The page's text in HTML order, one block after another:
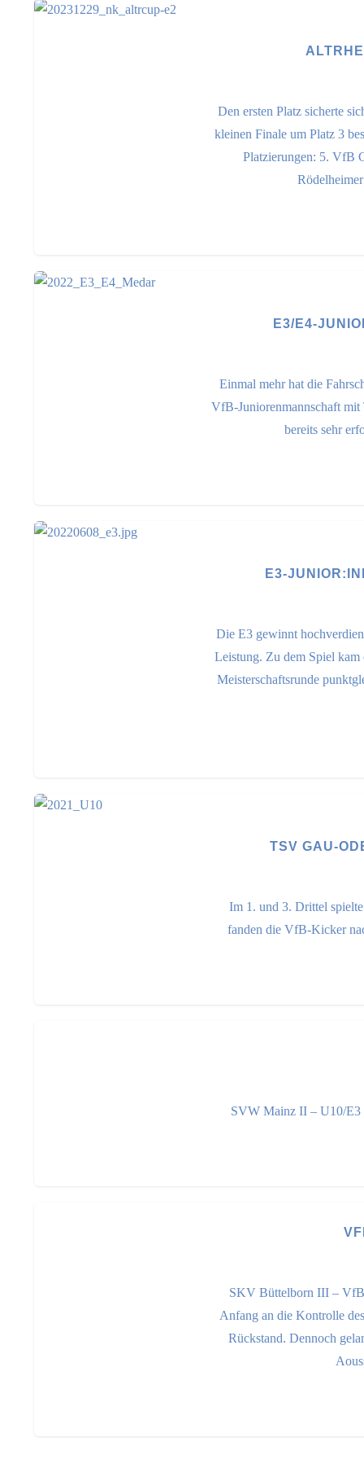
Den ersten Platz sicherte
kleinen Finale um Platz 3
Platzierungen: 5. VfB
E3/E4-
Einmal mehr hat die
VfB-Juniorenmannschaft mit
bereits sehr
E3-
Die E3 gewinnt
Leistung. Zu dem Spiel
Meisterschaftsrunde
TSV GAU-
Im 1. und 3. Drittel
fanden die VfB-Kicker
SVW Mainz II – U10/E3
SKV Büttelborn III –
Anfang an die Kontrolle
Rückstand. Dennoch